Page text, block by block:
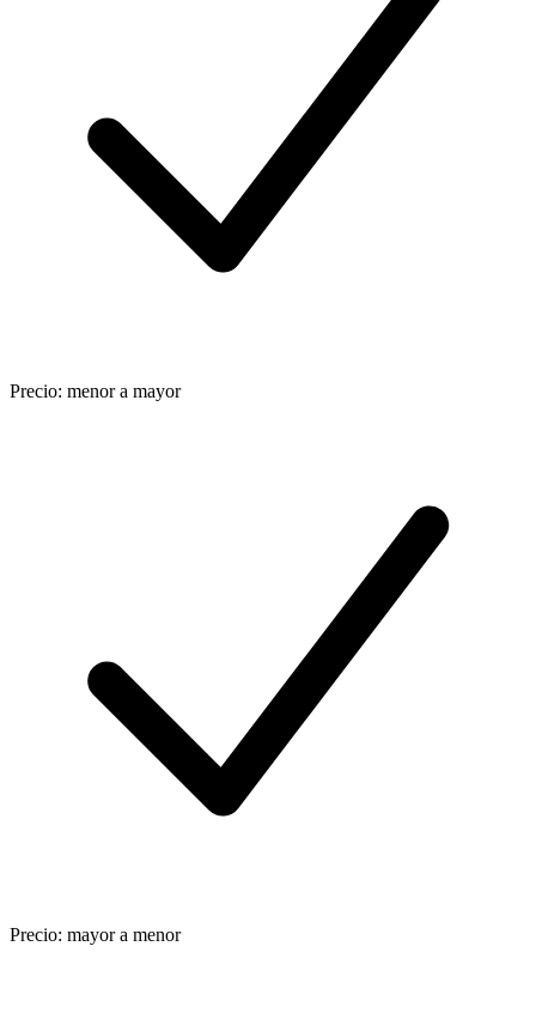
Precio: menor a mayor
Precio: mayor a menor